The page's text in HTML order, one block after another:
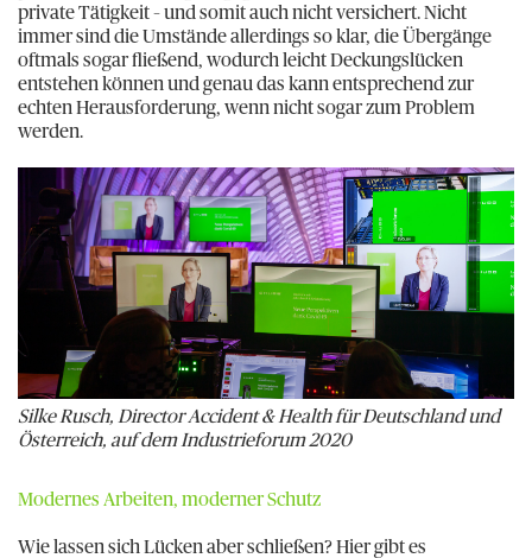
private Tätigkeit – und somit auch nicht versichert. Nicht
immer sind die Umstände allerdings so klar, die Übergänge
oftmals sogar fließend, wodurch leicht Deckungslücken
entstehen können und genau das kann entsprechend zur
echten Herausforderung, wenn nicht sogar zum Problem
werden.
Silke Rusch, Director Accident & Health für Deutschland und
Österreich, auf dem Industrieforum 2020
Modernes Arbeiten, moderner Schutz
Wie lassen sich Lücken aber schließen? Hier gibt es